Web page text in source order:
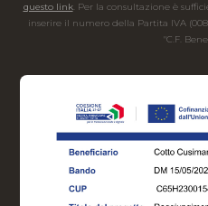
questo link. Per la consultazione è
inserire il numero della Partita IVA
"C.F.